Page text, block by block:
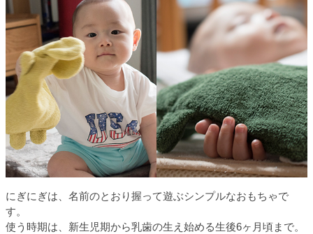
にぎにぎは、名前のとおり握って遊ぶシンプルなおもちゃで
す。
使う時期は、新生児期から乳歯の生え始める生後6ヶ月頃まで。